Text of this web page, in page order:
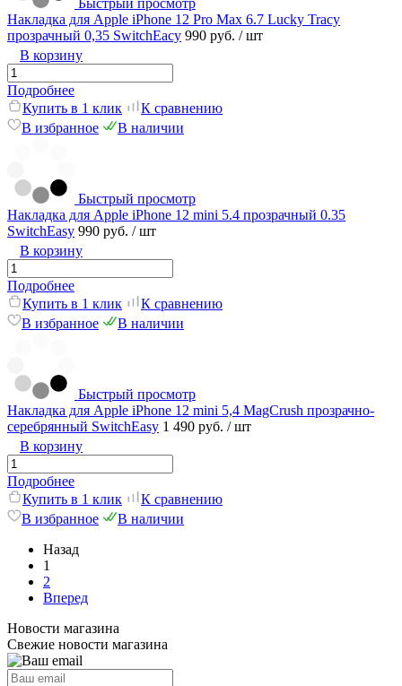
Накладка для Apple iPhone 12 Pro Max 6.7 Lucky Tracy
прозрачный 0,35 SwitchEacy 990 руб. / шт
В корзину
Подробнее
Купить в 1 клик
К сравнению
В избранное
В наличии
Быстрый просмотр
Накладка для Apple iPhone 12 mini 5.4 прозрачный 0.35
SwitchEasy 990 руб. / шт
В корзину
Подробнее
Купить в 1 клик
К сравнению
В избранное
В наличии
Быстрый просмотр
Накладка для Apple iPhone 12 mini 5,4 MagCrush прозрачно-
серебрянный SwitchEasy 1 490 руб. / шт
В корзину
Подробнее
Купить в 1 клик
К сравнению
В избранное
В наличии
Назад
1
2
Вперед
Новости магазина
Свежие новости магазина